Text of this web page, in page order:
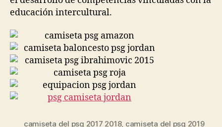
educación intercultural.
camiseta del psg 2017 2018, camiseta del psg 2019